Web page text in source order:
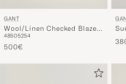
GANT
Wool/Linen Checked Blazer
Cream
48505254
500€